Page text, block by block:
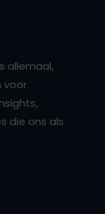
allemaal,
voor
die ons als